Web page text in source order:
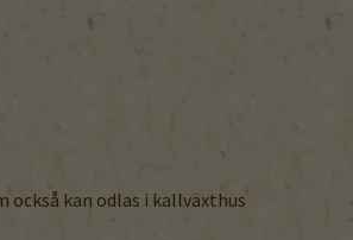
kan odlas i kallväxthus